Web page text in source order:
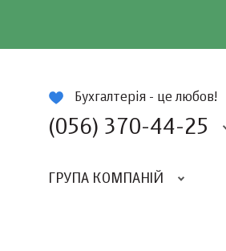
Бухгалтерія - це любов!
(056) 370-44-25
ГРУПА КОМПАНІЙ